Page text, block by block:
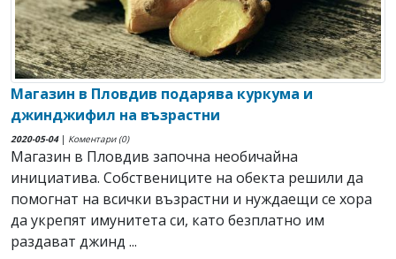
Магазин в Пловдив подарява куркума и
джинджифил на възрастни
2020-05-04| Коментари (0)
Магазин в Пловдив започна необичайна
инициатива. Собствениците на обекта решили да
помогнат на всички възрастни и нуждаещи се хора
да укрепят имунитета си, като безплатно им
раздават джинд ...